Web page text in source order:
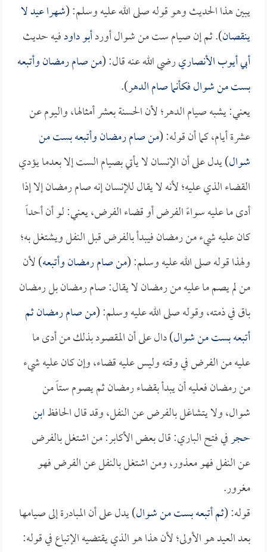
يبين هذا الحديث وهو قوله صلى الله عليه وسلم: (شهرا عيد لا
ينقصان). ثم إن صيام ست من شوال أوردأبو داودفيه حديث
أبي أيوب الأنصاريرضي الله عنه قال: (من صام رمضان وأتبعه
بست من شوال فكأنما صام الدهر).
يعني: يشبه صيام الدهر؛ لأن الحسنة بعشر أمثالها، واليوم عن
عشرة أيام، كما أن قوله: (من صام رمضان وأتبعه بست من
شوال) يدل على أن الإنسان لا يأتي بصيام الست إلا بعدما يؤدي
القضاء الذي عليه؛ لأنه لا يقال للإنسان إنه صام رمضان إلا إذا
أدى ما عليه سواءً الفرض أو قضاء الفرض، يعني: لو أن أحداً
كان عليه شيء من رمضان فيبدأ بالفرض قبل النفل ويشتغل به؛
ولهذا قوله صلى الله عليه وسلم: (من صام رمضان وأتبعه) لأن
من لم يصم ما عليه من رمضان لا يقال: صام رمضان بل رمضان
باق في ذمته، وقوله صلى الله عليه وسلم: (من صام رمضان ثم
أتبعه بست من شوال) دال على أن المقصود بذلك من أدى ما
عليه من الفرض في وقته وليس عليه قضاء، وإن كان عليه شيء
من رمضان فعليه أن يبدأ بقضاء رمضان ثم يصوم ستاً من
شوال، ولا يتشاغل بالفرض عن النفل، وقد قال الحافظابن
حجرفي فتح الباري: قال بعض الأكابر: من اشتغل بالفرض
عن النفل فهو معذور، ومن اشتغل بالنفل عن الفرض فهو
مغرور.
قوله: (ثم أتبعه بست من شوال) يدل على أن المبادرة إلى صيامها
بعد العيد هو الأولى؛ لأن هذا هو الذي يقتضيه الإتباع في قوله: